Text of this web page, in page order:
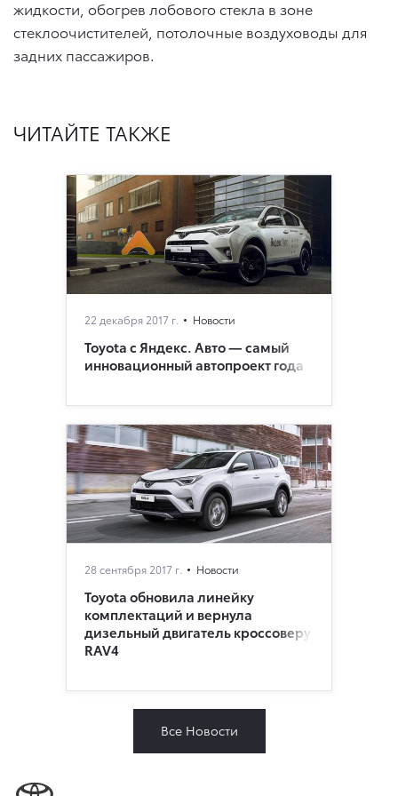
жидкости, обогрев лобового стекла в зоне
стеклоочистителей, потолочные воздуховоды для
задних пассажиров.
ЧИТАЙТЕ ТАКЖЕ
22 декабря 2017 г. Новости
Toyota с Яндекс. Авто — самый
инновационный автопроект года
28 сентября 2017 г. Новости
Toyota обновила линейку
комплектаций и вернула
дизельный двигатель кроссоверу
RAV4
Все Новости